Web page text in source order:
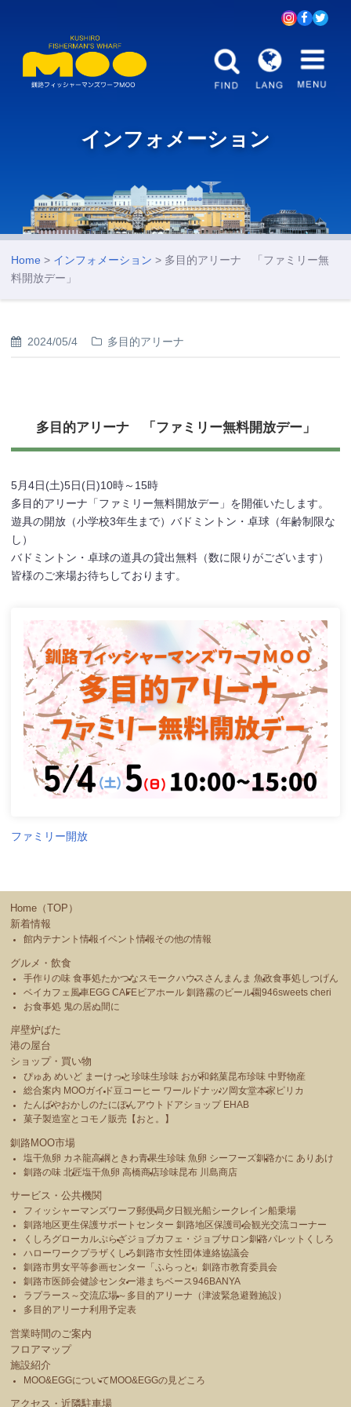
インフォメーション
Home > インフォメーション > 多目的アリーナ 「ファミリー無
料開放デー」
2024/05/4 多目的アリーナ
多目的アリーナ 「ファミリー無料開放デー」
5月4日(土)5日(日)10時～15時
多目的アリーナ「ファミリー無料開放デー」を開催いたします。
遊具の開放（小学校3年生まで）バドミントン・卓球（年齢制限な
し）
バドミントン・卓球の道具の貸出無料（数に限りがございます）
皆様のご来場お待ちしております。
ファミリー開放
Home（TOP）
新着情報
館内テナント情報イベント情報その他の情報
グルメ・飲食
手作りの味 食事処たかつな スモークハウス さんまんま 魚政食事処しつげん
ベイカフェ風車EGG CAFEビアホール 釧路霧のビール園946sweets cheri
お食事処 鬼の居ぬ間に
岸壁炉ばた
港の屋台
ショップ・買い物
ぴゅあ めいど まーけっと珍味生珍味 おが和銘菓昆布珍味 中野物産
総合案内 MOOガイド 豆コーヒー ワールドナッツ 岡女堂本家 ピリカ
たんばやおかしのたにぽんアウトドアショップ EHAB
菓子製造室とコモノ販売【おと。】
釧路MOO市場
塩干魚卵 カネ龍高綱 ときわ青果生珍味 魚卵 シーフーズ釧路かに ありあけ
釧路の味 北匠塩干魚卵 高橋商店珍味昆布 川島商店
サービス・公共機関
フィッシャーマンズワーフ郵便局夕日観光船シークレイン船乗場
釧路地区更生保護サポートセンター 釧路地区保護司会観光交流コーナー
くしろグローカルぷらざジョブカフェ・ジョブサロン釧路パレットくしろ
ハローワークプラザくしろ釧路市女性団体連絡協議会
釧路市男女平等参画センター「ふらっと」釧路市教育委員会
釧路市医師会健診センター港まちベース946BANYA
ラプラース～交流広場～ 多目的アリーナ（津波緊急避難施設）
多目的アリーナ利用予定表
営業時間のご案内
フロアマップ
施設紹介
MOO&EGGについて MOO&EGGの見どころ
アクセス・近隣駐車場